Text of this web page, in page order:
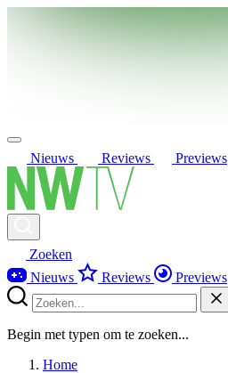
Nieuws Reviews Previews
Zoeken
Nieuws
Reviews Previews
Begin met typen om te zoeken...
Home